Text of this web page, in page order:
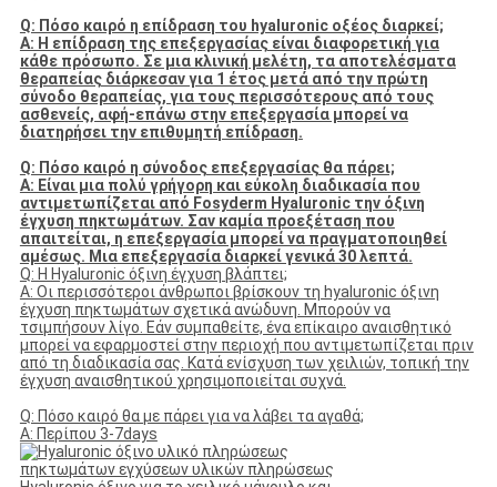
Q: Πόσο καιρό η επίδραση του hyaluronic οξέος διαρκεί;
Α: Η επίδραση της επεξεργασίας είναι διαφορετική για
κάθε πρόσωπο. Σε μια κλινική μελέτη, τα αποτελέσματα
θεραπείας διάρκεσαν για 1 έτος μετά από την πρώτη
σύνοδο θεραπείας, για τους περισσότερους από τους
ασθενείς, αφή-επάνω στην επεξεργασία μπορεί να
διατηρήσει την επιθυμητή επίδραση.
Q: Πόσο καιρό η σύνοδος επεξεργασίας θα πάρει;
Α: Είναι μια πολύ γρήγορη και εύκολη διαδικασία που
αντιμετωπίζεται από Fosyderm Hyaluronic την όξινη
έγχυση πηκτωμάτων. Σαν καμία προεξέταση που
απαιτείται, η επεξεργασία μπορεί να πραγματοποιηθεί
αμέσως. Μια επεξεργασία διαρκεί γενικά 30 λεπτά.
Q: Η Hyaluronic όξινη έγχυση βλάπτει;
Α: Οι περισσότεροι άνθρωποι βρίσκουν τη hyaluronic όξινη
έγχυση πηκτωμάτων σχετικά ανώδυνη. Μπορούν να
τσιμπήσουν λίγο. Εάν συμπαθείτε, ένα επίκαιρο αναισθητικό
μπορεί να εφαρμοστεί στην περιοχή που αντιμετωπίζεται πριν
από τη διαδικασία σας. Κατά ενίσχυση των χειλιών, τοπική την
έγχυση αναισθητικού χρησιμοποιείται συχνά.
Q: Πόσο καιρό θα με πάρει για να λάβει τα αγαθά;
Α: Περίπου 3-7days